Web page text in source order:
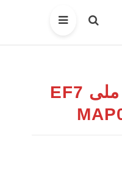
لنت ترمز عقب سمند ملی EF7